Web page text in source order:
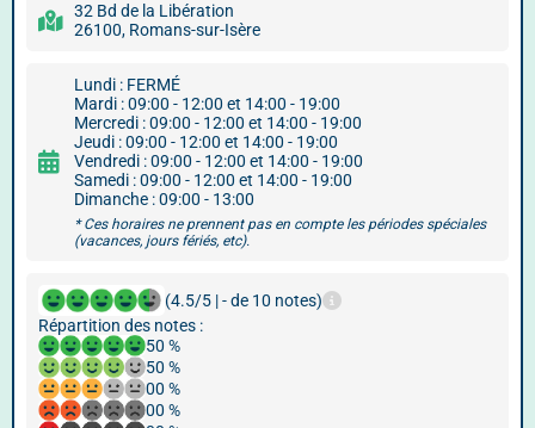
32 Bd de la Libération
26100, Romans-sur-Isère
Lundi : FERMÉ
Mardi : 09:00 - 12:00 et 14:00 - 19:00
Mercredi : 09:00 - 12:00 et 14:00 - 19:00
Jeudi : 09:00 - 12:00 et 14:00 - 19:00
Vendredi : 09:00 - 12:00 et 14:00 - 19:00
Samedi : 09:00 - 12:00 et 14:00 - 19:00
Dimanche : 09:00 - 13:00
* Ces horaires ne prennent pas en compte les périodes spéciales
(vacances, jours fériés, etc).
(4.5/5 | - de 10 notes)
Répartition des notes :
50 %
50 %
00 %
00 %